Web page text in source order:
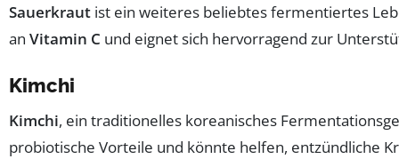
Sauerkraut ist ein weiteres beliebtes fermentiertes
an Vitamin C und eignet sich hervorragend zur
Kimchi
Kimchi, ein traditionelles koreanisches
probiotische Vorteile und könnte helfen, entzündliche